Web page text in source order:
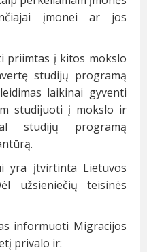
įmonei ar jos
priimtas į kitos mokslo
studijų programą
laikinai gyventi
studijuoti į mokslo ir
studijų programą
yra įtvirtinta Lietuvos
užsieniečių teisinės
informuoti Migracijos
privalo ir: